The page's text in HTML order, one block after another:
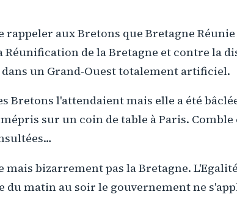
rappeler aux Bretons que Bretagne
Réunification de la Bretagne et contre la
un Grand-Ouest totalement artificiel.
l'attendaient mais elle a été
sur un coin de table à Paris. Comble
bizarrement pas la Bretagne. L'Egalité
du matin au soir le gouvernement ne